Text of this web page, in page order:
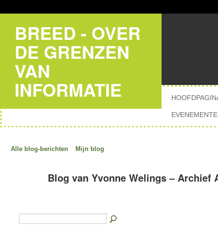
BREED - OVER
DE GRENZEN
VAN
INFORMATIE
Alle blog-berichten Mijn blog
Blog van Yvonne Welings – Archief